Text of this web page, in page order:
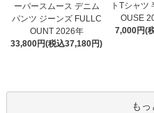
ーパースムース デニム
パンツ ジーンズ FULLC
OUNT 2026年
33,800円(税込37,180円)
トTシャツ
OUSE
7,000円(
もっ